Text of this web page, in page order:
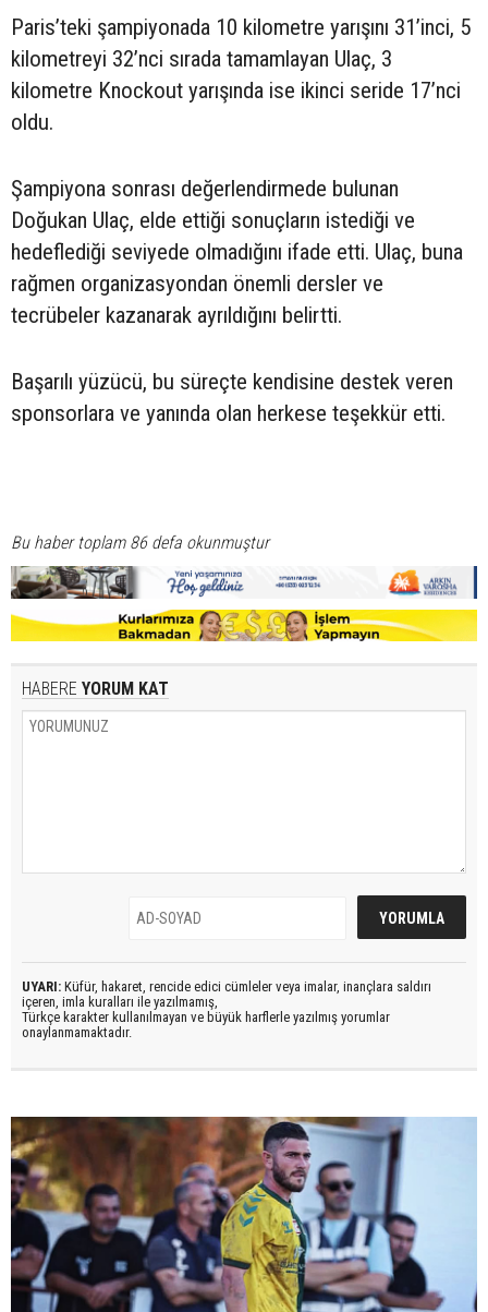
Paris’teki şampiyonada 10 kilometre yarışını 31’inci, 5
kilometreyi 32’nci sırada tamamlayan Ulaç, 3
kilometre Knockout yarışında ise ikinci seride 17’nci
oldu.
Şampiyona sonrası değerlendirmede bulunan
Doğukan Ulaç, elde ettiği sonuçların istediği ve
hedeflediği seviyede olmadığını ifade etti. Ulaç, buna
rağmen organizasyondan önemli dersler ve
tecrübeler kazanarak ayrıldığını belirtti.
Başarılı yüzücü, bu süreçte kendisine destek veren
sponsorlara ve yanında olan herkese teşekkür etti.
Bu haber toplam 86 defa okunmuştur
HABERE YORUM KAT
UYARI: Küfür, hakaret, rencide edici cümleler veya imalar, inançlara saldırı
içeren, imla kuralları ile yazılmamış,
Türkçe karakter kullanılmayan ve büyük harflerle yazılmış yorumlar
onaylanmamaktadır.